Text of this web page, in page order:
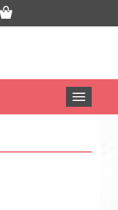
Open
menu